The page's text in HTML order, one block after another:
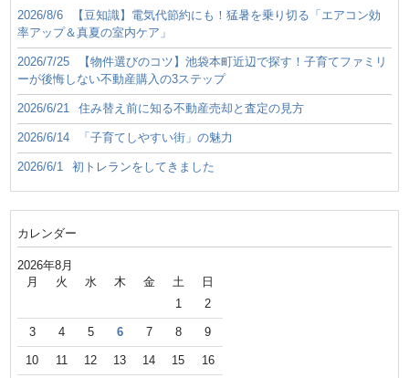
2026/8/6
【豆知識】電気代節約にも！猛暑を乗り切る「エアコン効
率アップ＆真夏の室内ケア」
2026/7/25
【物件選びのコツ】池袋本町近辺で探す！子育てファミリ
ーが後悔しない不動産購入の3ステップ
2026/6/21 住み替え前に知る不動産売却と査定の見方
2026/6/14 「子育てしやすい街」の魅力
2026/6/1 初トレランをしてきました
カレンダー
2026年8月
月 火 水 木 金 土 日
1 2
3 4 5 6 7 8 9
10 11 12 13 14 15 16